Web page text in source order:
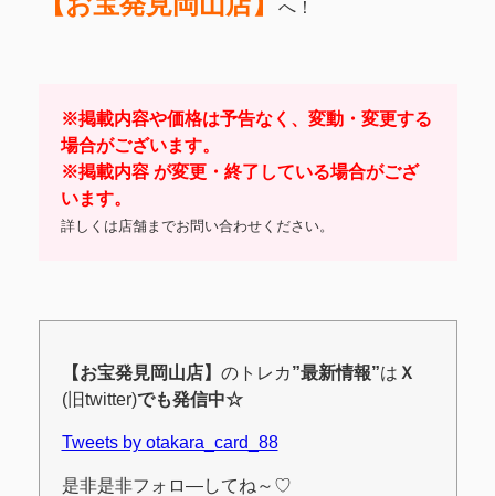
へ！
※掲載内容や価格は予告なく、変動・変更する
場合がございます。
※掲載内容 が変更・終了している場合がござ
います。
詳しくは店舗までお問い合わせください。
【お宝発見岡山店】 のトレカ”最新情報”は Ｘ
(旧twitter)でも発信中☆
Tweets by otakara_card_88
是非是非フォロ―してね～♡